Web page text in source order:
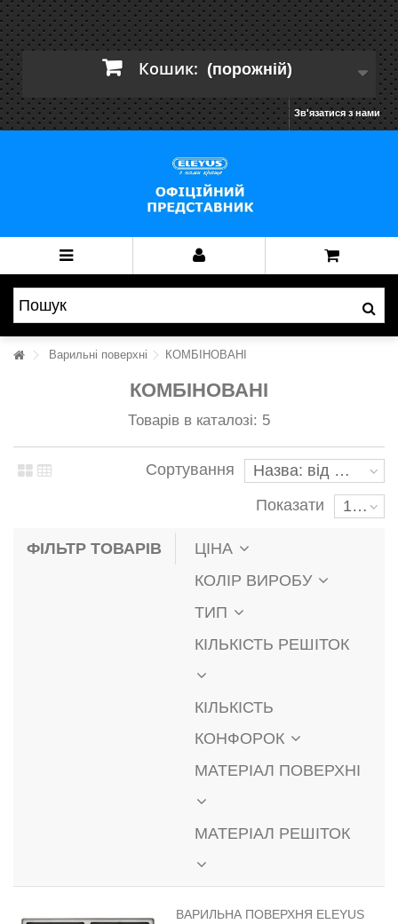
Кошик: (порожній)
Зв'язатися з нами
Варильні поверхні КОМБІНОВАНІ
КОМБІНОВАНІ
Товарів в каталозі: 5
Сортування
Назва: від А до Я
Показати
10
ФІЛЬТР ТОВАРІВ
ЦІНА
КОЛІР ВИРОБУ
ТИП
КІЛЬКІСТЬ РЕШІТОК
КІЛЬКІСТЬ
КОНФОРОК
МАТЕРІАЛ ПОВЕРХНІ
МАТЕРІАЛ РЕШІТОК
ВАРИЛЬНА ПОВЕРХНЯ ELEYUS